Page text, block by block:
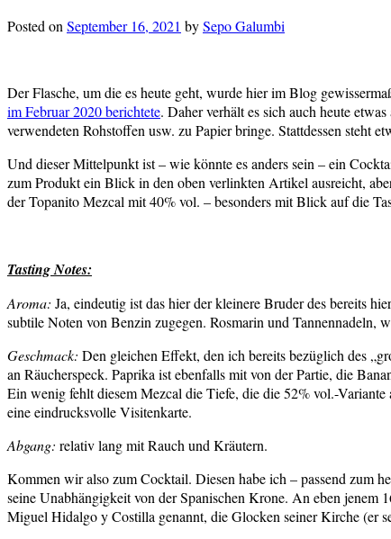
Posted onSeptember 16, 2021 bySepo Galumbi
Der Flasche, um die es heute geht, wurde hier im Blog
im Februar 2020 berichtete. Daher verhält es sich auch heute
verwendeten Rohstoffen usw. zu Papier bringe. Stattdessen steht
Und dieser Mittelpunkt ist – wie könnte es anders sein – ein
zum Produkt ein Blick in den oben verlinkten Artikel ausreicht,
der Topanito Mezcal mit 40% vol. – besonders mit Blick auf die
Tasting Notes:
Aroma: Ja, eindeutig ist das hier der kleinere Bruder des bereits
subtile Noten von Benzin zugegen. Rosmarin und
Geschmack: Den gleichen Effekt, den ich bereits bezüglich des
an Räucherspeck. Paprika ist ebenfalls mit von der Partie, die
Ein wenig fehlt diesem Mezcal die Tiefe, die die 52% vol.-
eine eindrucksvolle Visitenkarte.
Abgang: relativ lang mit Rauch und Kräutern.
Kommen wir also zum Cocktail. Diesen habe ich – passend zum
seine Unabhängigkeit von der Spanischen Krone. An eben
Miguel Hidalgo y Costilla genannt, die Glocken seiner Kirche (er